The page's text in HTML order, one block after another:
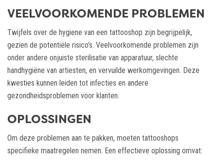
VEELVOORKOMENDE PROBLEMEN
Twijfels over de hygiene van een tattooshop zijn begrijpelijk,
gezien de potentiële risico’s. Veelvoorkomende problemen zijn
onder andere onjuiste sterilisatie van apparatuur, slechte
handhygiëne van artiesten, en vervuilde werkomgevingen. Deze
kwesties kunnen leiden tot infecties en andere
gezondheidsproblemen voor klanten.
OPLOSSINGEN
Om deze problemen aan te pakken, moeten tattooshops
specifieke maatregelen nemen. Een effectieve oplossing omvat: